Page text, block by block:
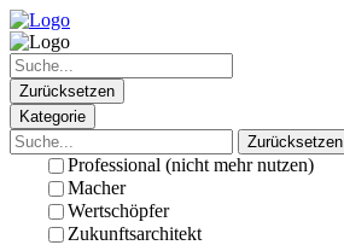
Zurücksetzen
Kategorie
Zurücksetzen
Professional (nicht mehr nutzen)
Macher
Wertschöpfer
Zukunftsarchitekt